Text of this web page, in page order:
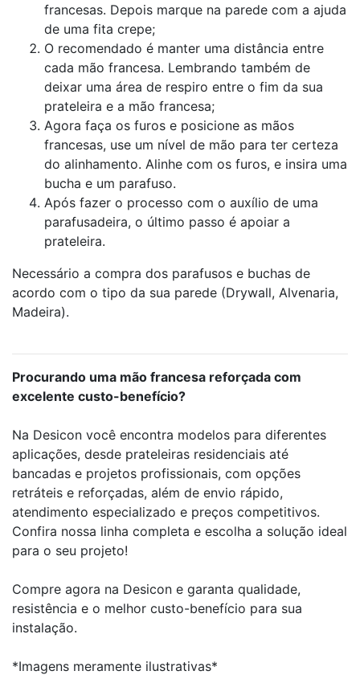
francesas. Depois marque na parede com a ajuda
de uma fita crepe;
O recomendado é manter uma distância entre
cada mão francesa. Lembrando também de
deixar uma área de respiro entre o fim da sua
prateleira e a mão francesa;
Agora faça os furos e posicione as mãos
francesas, use um nível de mão para ter certeza
do alinhamento. Alinhe com os furos, e insira uma
bucha e um parafuso.
Após fazer o processo com o auxílio de uma
parafusadeira, o último passo é apoiar a
prateleira.
Necessário a compra dos parafusos e buchas de
acordo com o tipo da sua parede (Drywall, Alvenaria,
Madeira).
Procurando uma mão francesa reforçada com
excelente custo-benefício?
Na Desicon você encontra modelos para diferentes
aplicações, desde prateleiras residenciais até
bancadas e projetos profissionais, com opções
retráteis e reforçadas, além de envio rápido,
atendimento especializado e preços competitivos.
Confira nossa linha completa e escolha a solução ideal
para o seu projeto!
Compre agora na Desicon e garanta qualidade,
resistência e o melhor custo-benefício para sua
instalação.
*Imagens meramente ilustrativas*